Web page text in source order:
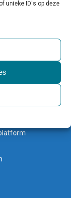
unieke ID's op deze